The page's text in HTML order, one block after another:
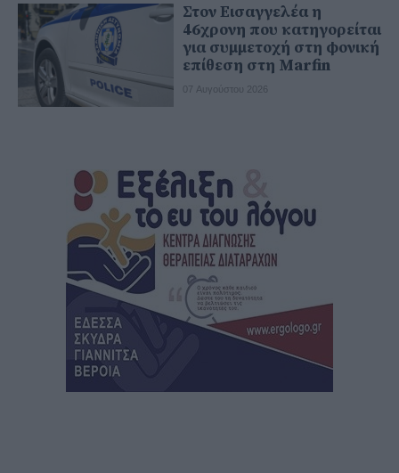
Στον Εισαγγελέα η
46χρονη που κατηγορείται
για συμμετοχή στη φονική
επίθεση στη Marfin
07 Αυγούστου 2026